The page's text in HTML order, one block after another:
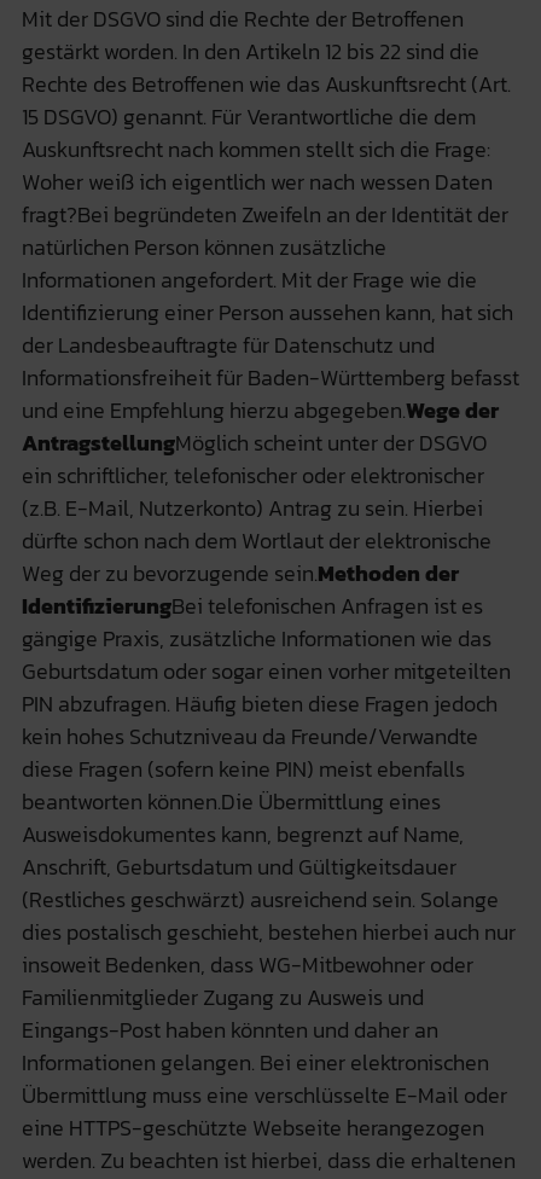
Mit der DSGVO sind die Rechte der Betroffenen
gestärkt worden. In den Artikeln 12 bis 22 sind die
Rechte des Betroffenen wie das Auskunftsrecht (Art.
15 DSGVO) genannt. Für Verantwortliche die dem
Auskunftsrecht nach kommen stellt sich die Frage:
Woher weiß ich eigentlich wer nach wessen Daten
fragt?Bei begründeten Zweifeln an der Identität der
natürlichen Person können zusätzliche
Informationen angefordert. Mit der Frage wie die
Identifizierung einer Person aussehen kann, hat sich
der Landesbeauftragte für Datenschutz und
Informationsfreiheit für Baden-Württemberg befasst
und eine Empfehlung hierzu abgegeben.Wege der
AntragstellungMöglich scheint unter der DSGVO
ein schriftlicher, telefonischer oder elektronischer
(z.B. E-Mail, Nutzerkonto) Antrag zu sein. Hierbei
dürfte schon nach dem Wortlaut der elektronische
Weg der zu bevorzugende sein.Methoden der
IdentifizierungBei telefonischen Anfragen ist es
gängige Praxis, zusätzliche Informationen wie das
Geburtsdatum oder sogar einen vorher mitgeteilten
PIN abzufragen. Häufig bieten diese Fragen jedoch
kein hohes Schutzniveau da Freunde/Verwandte
diese Fragen (sofern keine PIN) meist ebenfalls
beantworten können.Die Übermittlung eines
Ausweisdokumentes kann, begrenzt auf Name,
Anschrift, Geburtsdatum und Gültigkeitsdauer
(Restliches geschwärzt) ausreichend sein. Solange
dies postalisch geschieht, bestehen hierbei auch nur
insoweit Bedenken, dass WG-Mitbewohner oder
Familienmitglieder Zugang zu Ausweis und
Eingangs-Post haben könnten und daher an
Informationen gelangen. Bei einer elektronischen
Übermittlung muss eine verschlüsselte E-Mail oder
eine HTTPS-geschützte Webseite herangezogen
werden. Zu beachten ist hierbei, dass die erhaltenen